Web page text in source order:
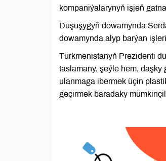
kompaniýalarynyň işjeň
Duşuşygyň dowamynda
dowamynda alyp barýan
Türkmenistanyň Prezidenti
taslamany, şeýle hem,
ulanmaga ibermek üçin
geçirmek baradaky